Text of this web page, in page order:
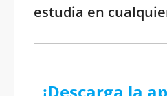
estudia en